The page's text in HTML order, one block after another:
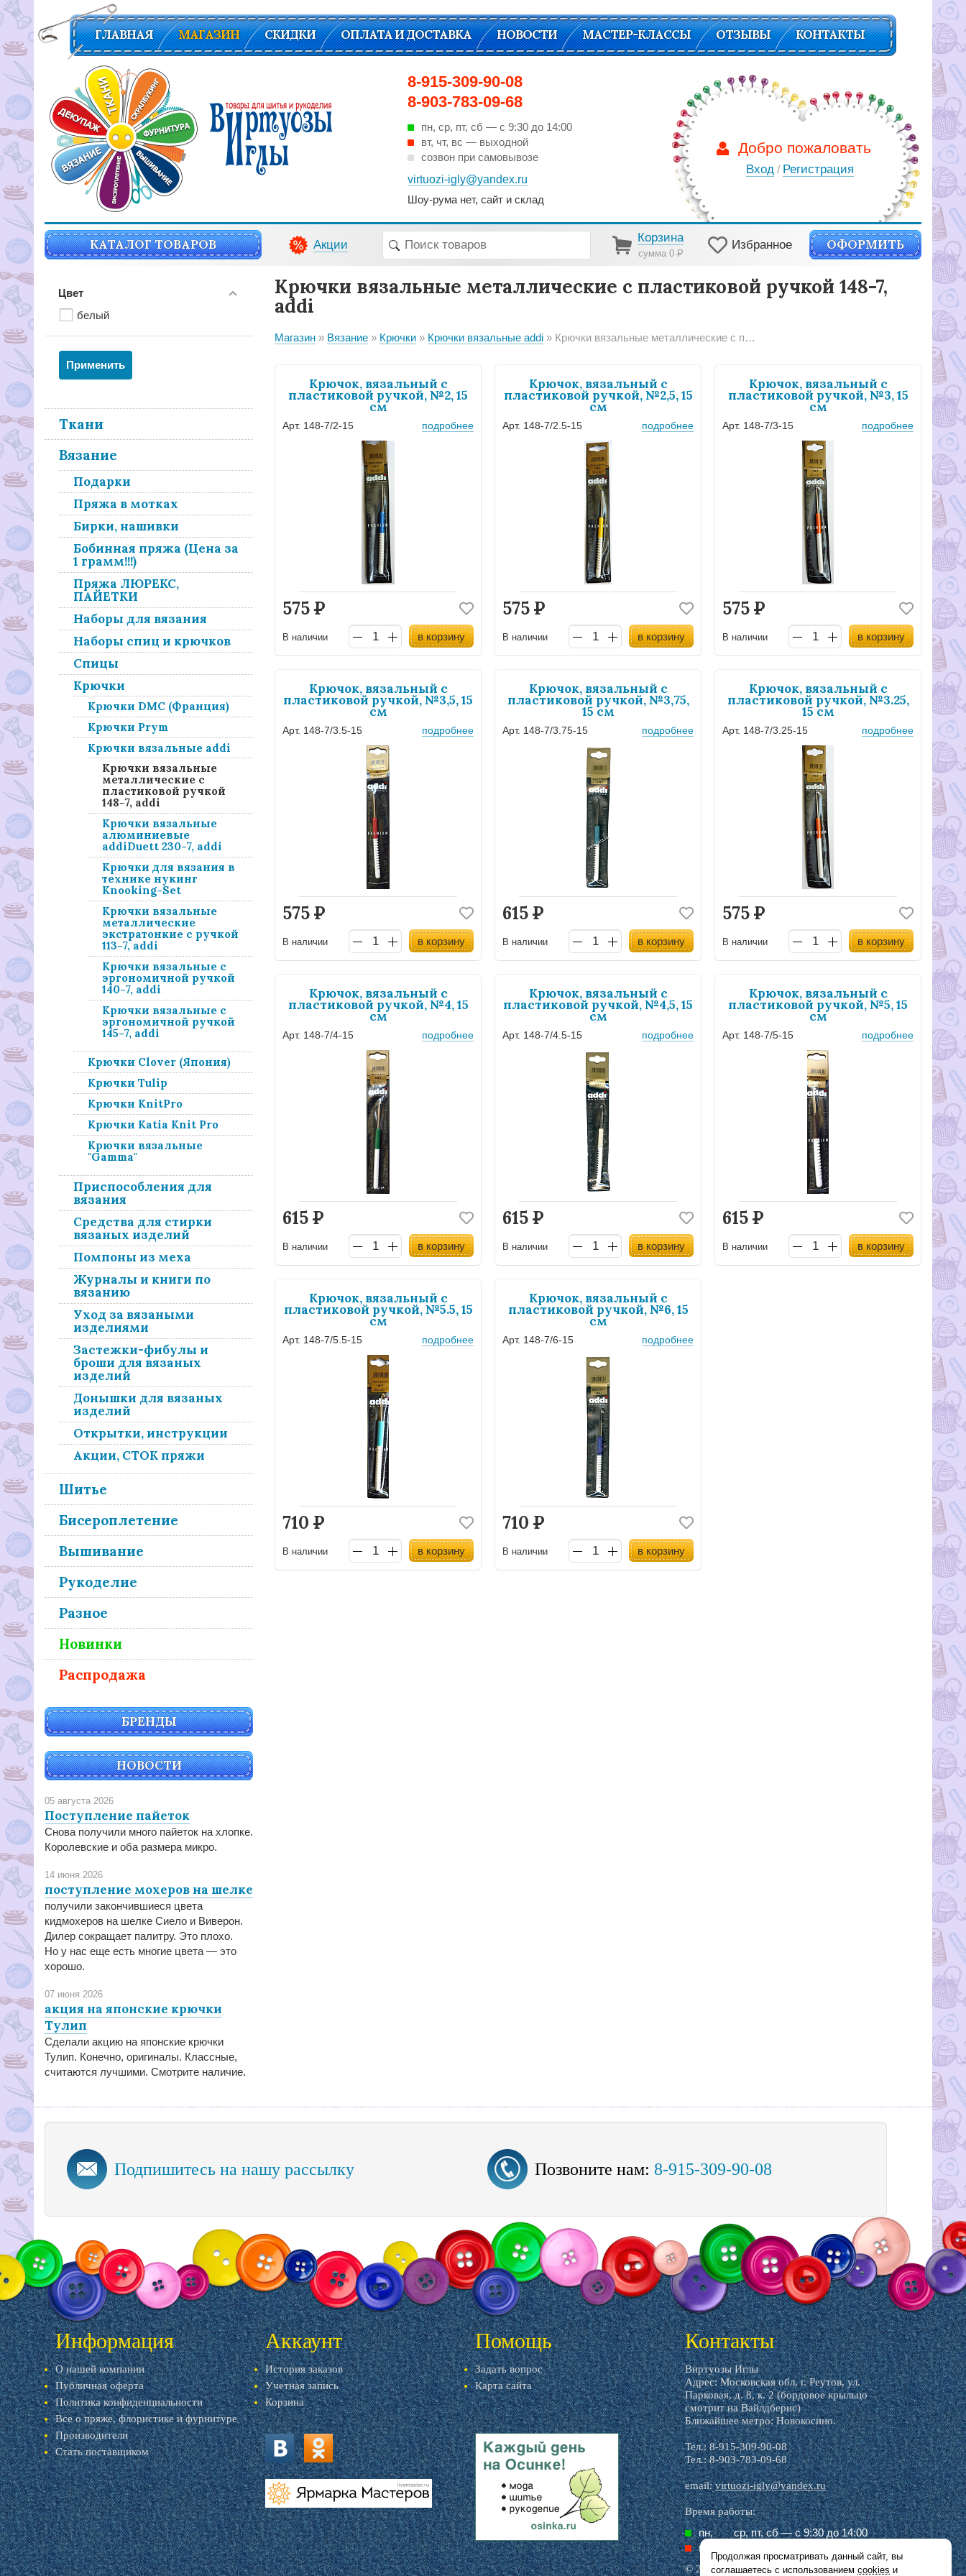
8-915-309-90-08
8-903-783-09-68
пн, ср, пт, cб — с 9:30 до 14:00
вт, чт, вс — выходной
созвон при самовывозе
virtuozi-igly@yandex.ru
Шоу-рума нет, сайт и склад
ГЛАВНАЯ МАГАЗИН СКИДКИ ОПЛАТА И ДОСТАВКА НОВОСТИ МАСТЕР-КЛАССЫ ОТЗЫВЫ КОНТАКТЫ
Добро пожаловать
Вход / Регистрация
КАТАЛОГ ТОВАРОВ Акции
Корзина
сумма 0Р
Избранное ОФОРМИТЬ
Цвет
белый
Ткани
Вязание
Подарки
Пряжа в мотках
Бирки, нашивки
Бобинная пряжа (Цена за
1 грамм!!!)
Пряжа ЛЮРЕКС,
ПАЙЕТКИ
Наборы для вязания
Наборы спиц и крючков
Спицы
Крючки
Крючки DMC (Франция)
Крючки Prym
Крючки вязальные addi
Крючки вязальные
металлические с
пластиковой ручкой
148-7, addi
Крючки вязальные
алюминиевые
addiDuett 230-7, addi
Крючки для вязания в
технике нукинг
Knooking-Set
Крючки вязальные
металлические
экстратонкие с ручкой
113-7, addi
Крючки вязальные с
эргономичной ручкой
140-7, addi
Крючки вязальные с
эргономичной ручкой
145-7, addi
Крючки Clover (Япония)
Крючки Tulip
Крючки KnitPro
Крючки Katia Knit Pro
Крючки вязальные
"Gamma"
Приспособления для
вязания
Средства для стирки
вязаных изделий
Помпоны из меха
Журналы и книги по
вязанию
Уход за вязаными
изделиями
Застежки-фибулы и
броши для вязаных
изделий
Донышки для вязаных
изделий
Открытки, инструкции
Акции, СТОК пряжи
Шитье
Бисероплетение
Вышивание
Рукоделие
Разное
Новинки
Распродажа
БРЕНДЫ
НОВОСТИ
05 августа 2026
Поступление пайеток
Снова получили много пайеток на хлопке.
Королевские и оба размера микро.
14 июня 2026
поступление мохеров на шелке
получили закончившиеся цвета
кидмохеров на шелке Сиело и Виверон.
Дилер сокращает палитру. Это плохо.
Но у нас еще есть многие цвета — это
хорошо.
07 июня 2026
акция на японские крючки
Тулип
Сделали акцию на японские крючки
Тулип. Конечно, оригиналы. Классные,
считаются лучшими. Смотрите наличие.
Крючки вязальные металлические с пластиковой ручкой 148-7,
addi
Магазин Вязание Крючки Крючки вязальные addi Крючки вязальные металлические с пластиковой ручкой 148-7, addi
Крючок, вязальный с
пластиковой ручкой, №2, 15
см
Арт. 148-7/2-15 подробнее
575Р
В наличии в корзину
Крючок, вязальный с
пластиковой ручкой, №2,5, 15
см
Арт. 148-7/2.5-15 подробнее
575Р
В наличии в корзину
Крючок, вязальный с
пластиковой ручкой, №3, 15
см
Арт. 148-7/3-15 подробнее
575Р
В наличии в корзину
Крючок, вязальный с
пластиковой ручкой, №3,5, 15
см
Арт. 148-7/3.5-15 подробнее
575Р
В наличии в корзину
Крючок, вязальный с
пластиковой ручкой, №3,75,
15 см
Арт. 148-7/3.75-15 подробнее
615Р
В наличии в корзину
Крючок, вязальный с
пластиковой ручкой, №3.25,
15 см
Арт. 148-7/3.25-15 подробнее
575Р
В наличии в корзину
Крючок, вязальный с
пластиковой ручкой, №4, 15
см
Арт. 148-7/4-15 подробнее
615Р
В наличии в корзину
Крючок, вязальный с
пластиковой ручкой, №4,5, 15
см
Арт. 148-7/4.5-15 подробнее
615Р
В наличии в корзину
Крючок, вязальный с
пластиковой ручкой, №5, 15
см
Арт. 148-7/5-15 подробнее
615Р
В наличии в корзину
Крючок, вязальный с
пластиковой ручкой, №5.5, 15
см
Арт. 148-7/5.5-15 подробнее
710 Р
В наличии в корзину
Крючок, вязальный с
пластиковой ручкой, №6, 15
см
Арт. 148-7/6-15 подробнее
710 Р
В наличии в корзину
Подпишитесь на нашу рассылку Позвоните нам: 8-915-309-90-08
Информация
О нашей компании
Публичная оферта
Политика конфиденциальности
Все о пряже, флористике и фурнитуре
Производители
Стать поставщиком
Аккаунт
История заказов
Учетная запись
Корзина
vk.com ok.ru
livemaster.ru
Помощь
Задать вопрос
Карта сайта
livemaster.ru
Контакты
Виртуозы Иглы
Адрес: Московская обл, г. Реутов, ул.
Парковая, д. 8, к. 2 (бордовое крыльцо
смотрит на Вайлдберис)
Ближайшее метро: Новокосино.
Тел.: 8-915-309-90-08
Тел.: 8-903-783-09-68
email:virtuozi-igly@yandex.ru
Время работы:
пн,
ср, пт, cб — с 9:30 до 14:00
вт,
© 2016–2026 Виртуозы иглы
Продолжая просматривать данный сайт, вы
соглашаетесь с использованием cookies и